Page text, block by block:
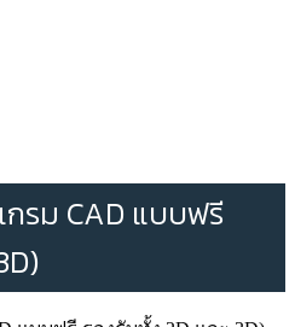
กรม CAD แบบฟรี